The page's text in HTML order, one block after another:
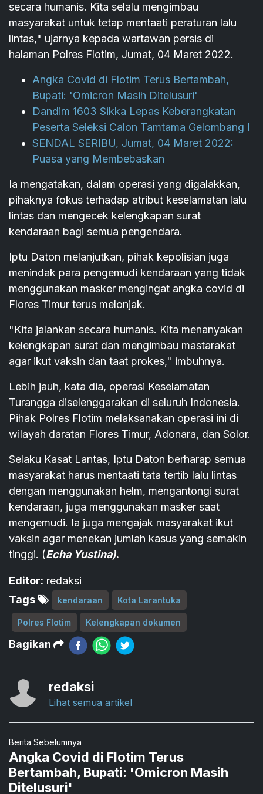
secara humanis. Kita selalu mengimbau
masyarakat untuk tetap mentaati peraturan lalu
lintas," ujarnya kepada wartawan persis di
halaman Polres Flotim, Jumat, 04 Maret 2022.
Angka Covid di Flotim Terus Bertambah,
Bupati: 'Omicron Masih Ditelusuri'
Dandim 1603 Sikka Lepas Keberangkatan
Peserta Seleksi Calon Tamtama Gelombang I
SENDAL SERIBU, Jumat, 04 Maret 2022:
Puasa yang Membebaskan
Ia mengatakan, dalam operasi yang digalakkan,
pihaknya fokus terhadap atribut keselamatan lalu
lintas dan mengecek kelengkapan surat
kendaraan bagi semua pengendara.
Iptu Daton melanjutkan, pihak kepolisian juga
menindak para pengemudi kendaraan yang tidak
menggunakan masker mengingat angka covid di
Flores Timur terus melonjak.
"Kita jalankan secara humanis. Kita menanyakan
kelengkapan surat dan mengimbau mastarakat
agar ikut vaksin dan taat prokes," imbuhnya.
Lebih jauh, kata dia, operasi Keselamatan
Turangga diselenggarakan di seluruh Indonesia.
Pihak Polres Flotim melaksanakan operasi ini di
wilayah daratan Flores Timur, Adonara, dan Solor.
Selaku Kasat Lantas, Iptu Daton berharap semua
masyarakat harus mentaati tata tertib lalu lintas
dengan menggunakan helm, mengantongi surat
kendaraan, juga menggunakan masker saat
mengemudi. Ia juga mengajak masyarakat ikut
vaksin agar menekan jumlah kasus yang semakin
tinggi. (Echa Yustina).
Editor: redaksi
Tags
kendaraan Kota Larantuka
Polres Flotim Kelengkapan dokumen
Bagikan
redaksi
Lihat semua artikel
Berita Sebelumnya
Angka Covid di Flotim Terus
Bertambah, Bupati: 'Omicron Masih
Ditelusuri'